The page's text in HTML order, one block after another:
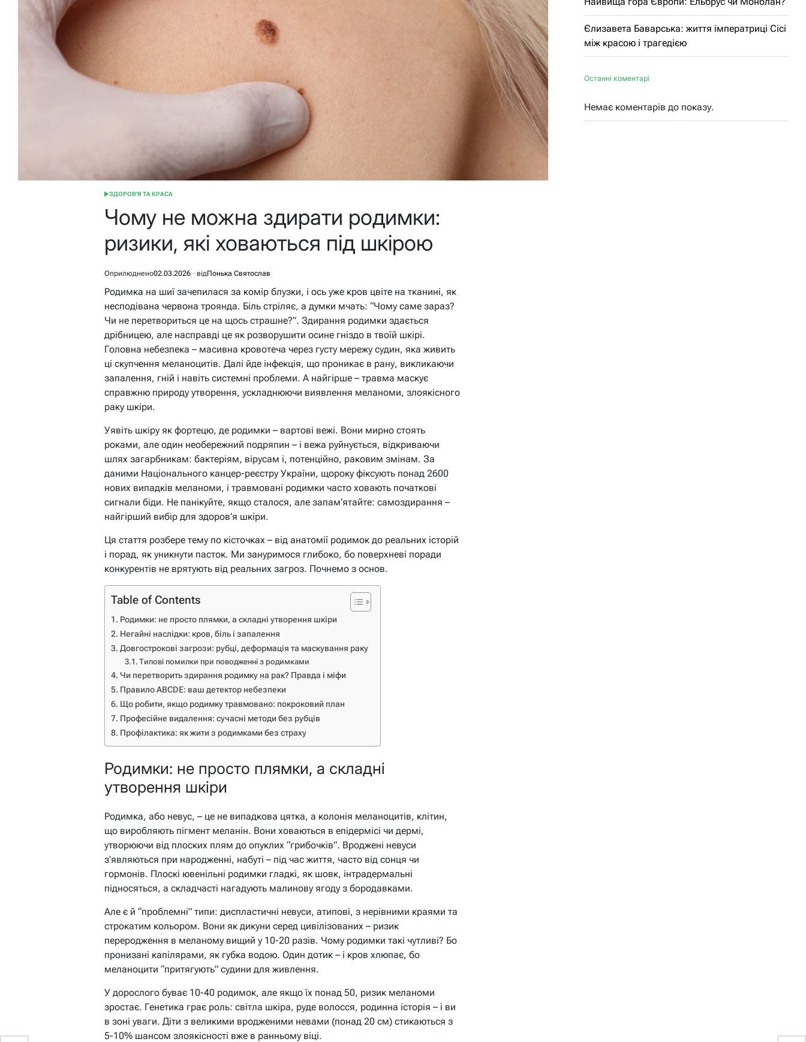
ОПУБЛІКУВАТИ
ЗДОРОВ'Я ТА КРАСА
Чому не можна здирати родимки:
ризики, які ховаються під шкірою
Оприлюднено02.03.2026 відПонька Святослав
Родимка на шиї зачепилася за комір блузки, і ось уже кров цвіте на тканині, як
несподівана червона троянда. Біль стріляє, а думки мчать: “Чому саме зараз?
Чи не перетвориться це на щось страшне?”. Здирання родимки здається
дрібницею, але насправді це як розворушити осине гніздо в твоїй шкірі.
Головна небезпека – масивна кровотеча через густу мережу судин, яка живить
ці скупчення меланоцитів. Далі йде інфекція, що проникає в рану, викликаючи
запалення, гній і навіть системні проблеми. А найгірше – травма маскує
справжню природу утворення, ускладнюючи виявлення меланоми, злоякісного
раку шкіри.
Уявіть шкіру як фортецю, де родимки – вартові вежі. Вони мирно стоять
роками, але один необережний подряпин – і вежа руйнується, відкриваючи
шлях загарбникам: бактеріям, вірусам і, потенційно, раковим змінам. За
даними Національного канцер-реєстру України, щороку фіксують понад 2600
нових випадків меланоми, і травмовані родимки часто ховають початкові
сигнали біди. Не панікуйте, якщо сталося, але запам’ятайте: самоздирання –
найгірший вибір для здоров’я шкіри.
Ця стаття розбере тему по кісточках – від анатомії родимок до реальних історій
і порад, як уникнути пасток. Ми зануримося глибоко, бо поверхневі поради
конкурентів не врятують від реальних загроз. Почнемо з основ.
Table of Contents
Родимки: не просто плямки, а складні утворення шкіри
Негайні наслідки: кров, біль і запалення
Довгострокові загрози: рубці, деформація та маскування раку
Типові помилки при поводженні з родимками
Чи перетворить здирання родимку на рак? Правда і міфи
Правило ABCDE: ваш детектор небезпеки
Що робити, якщо родимку травмовано: покроковий план
Професійне видалення: сучасні методи без рубців
Профілактика: як жити з родимками без страху
Родимки: не просто плямки, а складні
утворення шкіри
Родимка, або невус, – це не випадкова цятка, а колонія меланоцитів, клітин,
що виробляють пігмент меланін. Вони ховаються в епідермісі чи дермі,
утворюючи від плоских плям до опуклих “грибочків”. Вроджені невуси
з’являються при народженні, набуті – під час життя, часто від сонця чи
гормонів. Плоскі ювенільні родимки гладкі, як шовк, інтрадермальні
підносяться, а складчасті нагадують малинову ягоду з бородавками.
Але є й “проблемні” типи: диспластичні невуси, атипові, з нерівними краями та
строкатим кольором. Вони як дикуни серед цивілізованих – ризик
переродження в меланому вищий у 10-20 разів. Чому родимки такі чутливі? Бо
пронизані капілярами, як губка водою. Один дотик – і кров хлюпає, бо
меланоцити “притягують” судини для живлення.
У дорослого буває 10-40 родимок, але якщо їх понад 50, ризик меланоми
зростає. Генетика грає роль: світла шкіра, руде волосся, родинна історія – і ви
в зоні уваги. Діти з великими вродженими невами (понад 20 см) стикаються з
5-10% шансом злоякісності вже в ранньому віці.
Єлизавета Баварська: життя імператриці Сісі
між красою і трагедією
Останні коментарі
Немає коментарів до показу.